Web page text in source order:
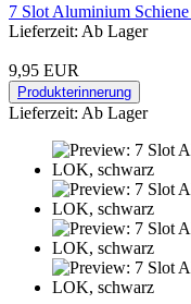
7 Slot Aluminium
Lieferzeit: Ab Lager
9,95 EUR
Produkterinnerung
Lieferzeit: Ab Lager